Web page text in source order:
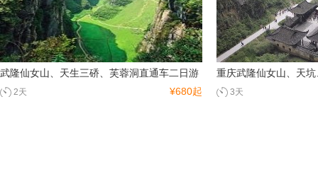
武隆仙女山、天生三硚、芙蓉洞直通车二日游
¥680起
2天
重庆武隆仙女山、天
3天